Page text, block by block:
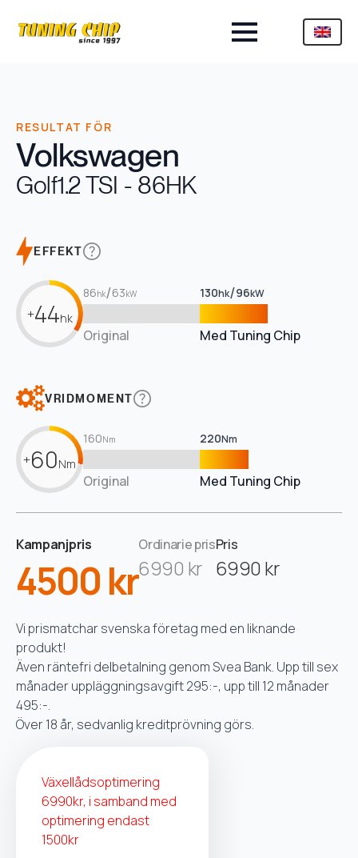
RESULTAT FÖR
Volkswagen
Golf1.2 TSI - 86HK
EFFEKT
+44hk
86hk/63kW 130hk/96kW
Original Med Tuning Chip
VRIDMOMENT
+60Nm
160Nm 220Nm
Original Med Tuning Chip
Kampanjpris
4500 kr
Ordinarie pris
6990 kr
Pris
6990 kr
Vi prismatchar svenska företag med en liknande
produkt!
Även räntefri delbetalning genom Svea Bank. Upp till sex
månader uppläggningsavgift 295:-, upp till 12 månader
495:-.
Över 18 år, sedvanlig kreditprövning görs.
Växellådsoptimering
6990kr, i samband med
optimering endast
1500kr